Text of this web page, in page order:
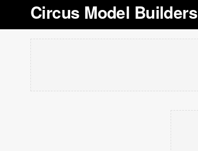
Circus Model Builders